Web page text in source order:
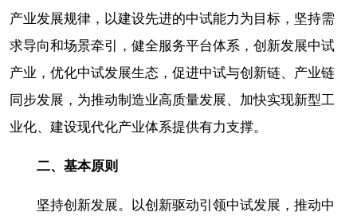
产业发展规律，以建设先进的中试能力为目标，坚持需
求导向和场景牵引，健全服务平台体系，创新发展中试
产业，优化中试发展生态，促进中试与创新链、产业链
同步发展，为推动制造业高质量发展、加快实现新型工
业化、建设现代化产业体系提供有力支撑。
二、基本原则
坚持创新发展。以创新驱动引领中试发展，推动中